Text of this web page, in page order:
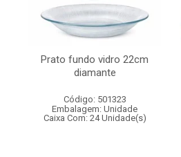
Prato fundo vidro 22cm
diamante
Código: 501323
Embalagem: Unidade
Caixa Com: 24 Unidade(s)